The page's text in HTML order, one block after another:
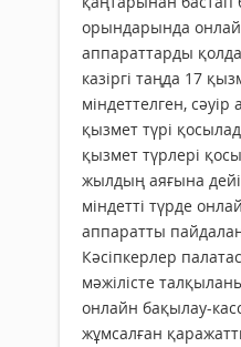
орындарында
аппараттарды
казіргі таңда 17
міндеттелген,
қызмет түрі
қызмет түрлері
жылдың аяғына
міндетті түрде
аппаратты
Кәсіпкерлер
мәжілісте
онлайн бақылау-
жұмсалған